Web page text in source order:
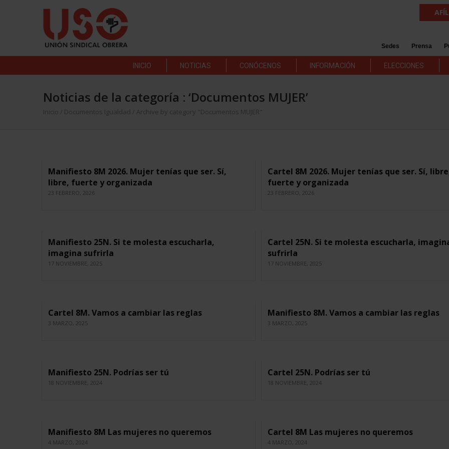
Sedes Prensa
INICIO NOTICIAS CONÓCENOS INFORMACIÓN ELECCIONES
Noticias de la categoría : ‘Documentos MUJER’
Inicio Documentos Igualdad Archive by category "Documentos MUJER"
Manifiesto 8M 2026. Mujer tenías que ser. Sí,
libre, fuerte y organizada
23 FEBRERO, 2026
Cartel 8M 2026. Mujer tenías que ser. Sí,
fuerte y organizada
23 FEBRERO, 2026
Manifiesto 25N. Si te molesta escucharla,
imagina sufrirla
17 NOVIEMBRE, 2025
Cartel 25N. Si te molesta escucharla,
sufrirla
17 NOVIEMBRE, 2025
Cartel 8M. Vamos a cambiar las reglas
3 MARZO, 2025
Manifiesto 8M. Vamos a cambiar las reglas
3 MARZO, 2025
Manifiesto 25N. Podrías ser tú
18 NOVIEMBRE, 2024
Cartel 25N. Podrías ser tú
18 NOVIEMBRE, 2024
Manifiesto 8M Las mujeres no queremos
4 MARZO, 2024
Cartel 8M Las mujeres no queremos
4 MARZO, 2024